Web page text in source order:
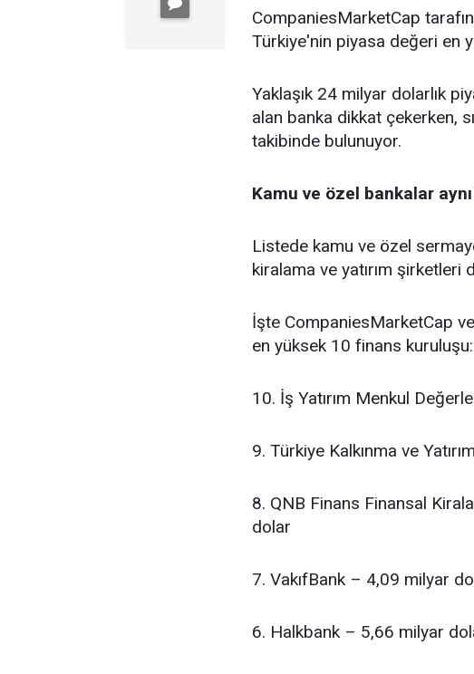
CompaniesMarketCap
Türkiye'nin piyasa değeri en
Yaklaşık 24 milyar dolarlık
alan banka dikkat çekerken,
takibinde bulunuyor.
Kamu ve özel bankalar
Listede kamu ve özel
kiralama ve yatırım şirketleri
İşte CompaniesMarketCap
en yüksek 10 finans kuruluşu:
10. İş Yatırım Menkul
9. Türkiye Kalkınma ve
8. QNB Finans Finansal
dolar
7. VakıfBank – 4,09 milyar
6. Halkbank – 5,66 milyar